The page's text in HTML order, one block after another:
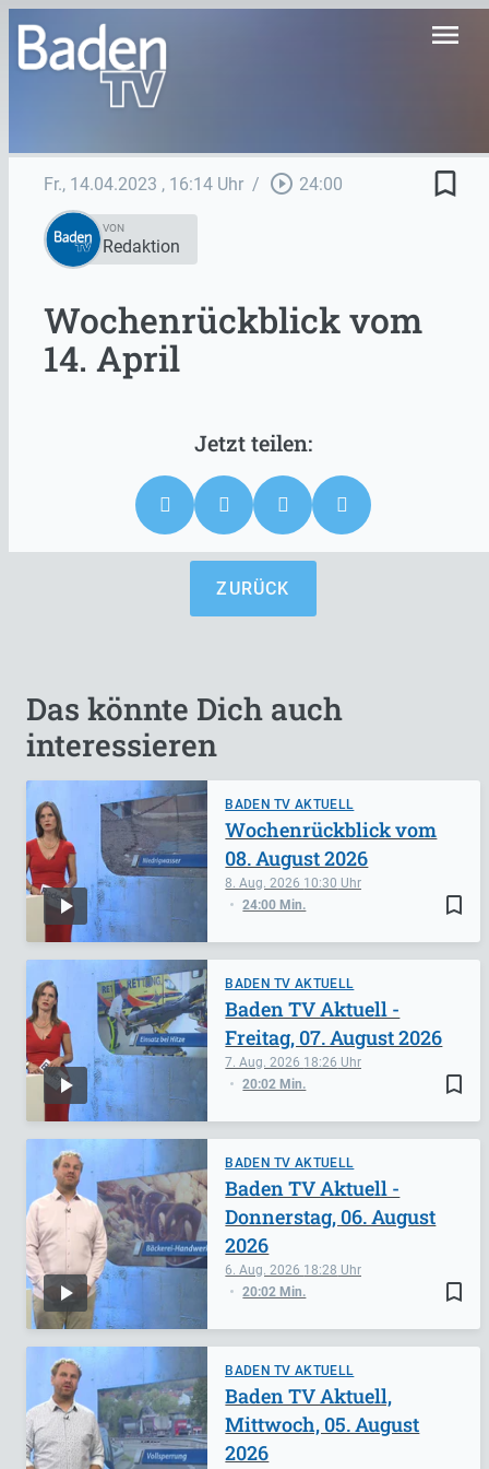
menu
Fr., 14.04.2023 , 16:14 Uhr / play_circle_outline 24:00 bookmark_border
VON
Redaktion
Wochenrückblick vom
14. April
ZURÜCK
Das könnte Dich auch
interessieren
BADEN TV AKTUELL
bookmark_border
8. Aug. 2026 10:30
24:00 Min.
Wochenrückblick vom
08. August 2026
BADEN TV AKTUELL
bookmark_border
7. Aug. 2026 18:26
20:02 Min.
Baden TV Aktuell -
Freitag, 07. August 2026
BADEN TV AKTUELL
bookmark_border
6. Aug. 2026 18:28
20:02 Min.
Baden TV Aktuell -
Donnerstag, 06. August
2026
BADEN TV AKTUELL
Baden TV Aktuell,
Mittwoch, 05. August
2026